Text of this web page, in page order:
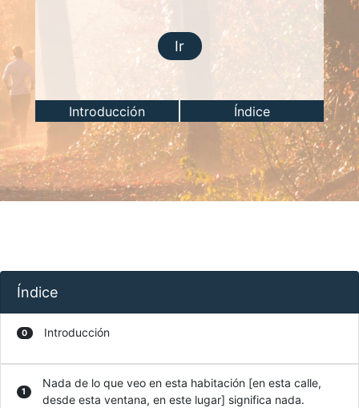
Ir
Introducción Índice
Índice
0 Introducción
1
Nada de lo que veo en esta habitación [en esta calle,
desde esta ventana, en este lugar] significa nada.